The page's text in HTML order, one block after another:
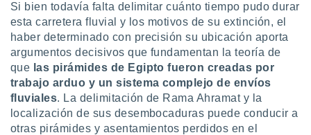
Si bien todavía falta delimitar cuánto tiempo pudo durar
esta carretera fluvial y los motivos de su extinción, el
haber determinado con precisión su ubicación aporta
argumentos decisivos que fundamentan la teoría de
que las pirámides de Egipto fueron creadas por
trabajo arduo y un sistema complejo de envíos
fluviales. La delimitación de Rama Ahramat y la
localización de sus desembocaduras puede conducir a
otras pirámides y asentamientos perdidos en el